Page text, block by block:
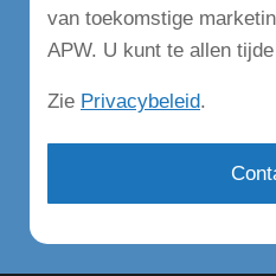
van toekomstige
APW. U kunt te allen
Zie Privacybeleid.